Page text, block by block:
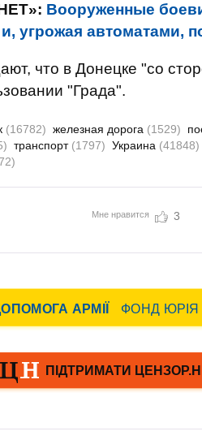
Вооруженные
угрожая автоматами,
что в Донецке "со
"Града".
(16782) железная дорога (1529)
транспорт (1797) Украина (41848)
Мне нравится 3